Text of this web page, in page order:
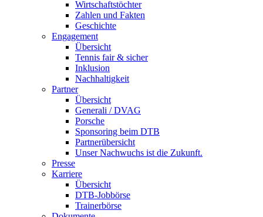
Wirtschaftstöchter
Zahlen und Fakten
Geschichte
Engagement
Übersicht
Tennis fair & sicher
Inklusion
Nachhaltigkeit
Partner
Übersicht
Generali / DVAG
Porsche
Sponsoring beim DTB
Partnerübersicht
Unser Nachwuchs ist die Zukunft.
Presse
Karriere
Übersicht
DTB-Jobbörse
Trainerbörse